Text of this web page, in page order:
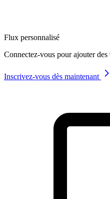
Flux personnalisé
Connectez-vous pour ajouter
Inscrivez-vous dès maintenant